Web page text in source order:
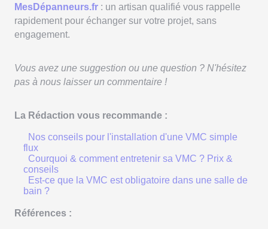
MesDépanneurs.fr : un artisan qualifié vous rappelle
rapidement pour échanger sur votre projet, sans
engagement.
Vous avez une suggestion ou une question ? N'hésitez
pas à nous laisser un commentaire !
La Rédaction vous recommande :
Nos conseils pour l'installation d'une VMC simple
flux
Courquoi & comment entretenir sa VMC ? Prix &
conseils
Est-ce que la VMC est obligatoire dans une salle de
bain ?
Références :